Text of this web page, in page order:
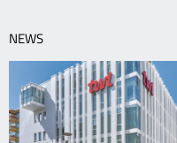
NEWS